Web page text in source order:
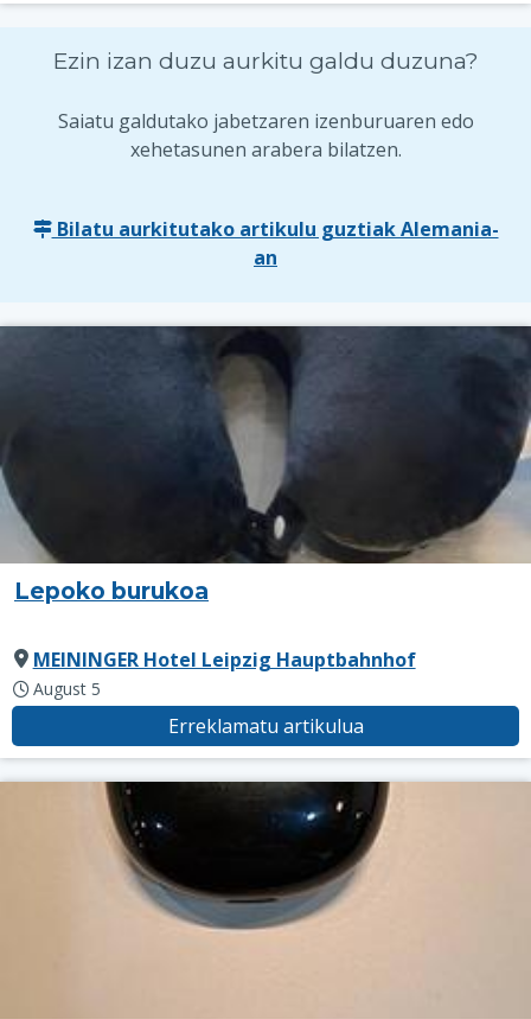
Ezin izan duzu aurkitu galdu duzuna?
Saiatu galdutako jabetzaren izenburuaren edo
xehetasunen arabera bilatzen.
Bilatu aurkitutako artikulu guztiak Alemania-
an
Lepoko burukoa
MEININGER Hotel Leipzig Hauptbahnhof
August 5
Erreklamatu artikulua